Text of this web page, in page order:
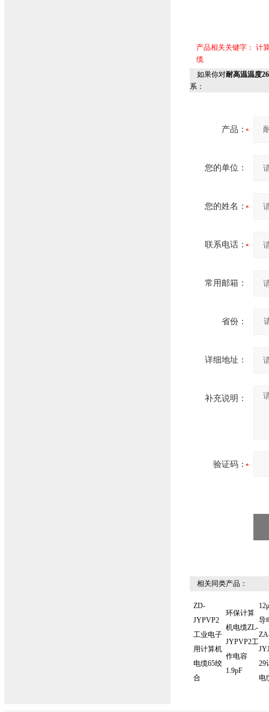
产品相关关键字： 计
缆
如果你对耐高温温度
系：
产品：
您的单位：
您的姓名：
联系电话：
常用邮箱：
省份：
详细地址：
补充说明：
验证码：
相关同类产品：
ZD-
JYPVP2
工业电子
用计算机
电缆65绞
合
环保计算
机电缆ZL-
JYPVP2工
作电容
1.9pF
导
29
电